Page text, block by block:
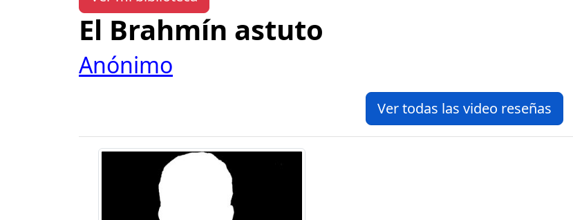
El Brahmín astuto
Anónimo
Ver todas las video reseñas